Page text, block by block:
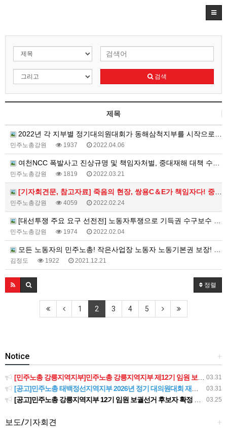
검색
제목
2022년 각 지부별 정기대의원대회가 동해삼척지부를 시작으로 5월까지 계속됩니다.
민주노총강원 1937 2022.04.06
여천NCC 폭발사고 진상규명 및 책임자처벌, 중대재해 대책 수립 촉구 선전전, 강원지청
민주노총강원 1819 2022.03.21
[기자회견문, 참고자료] 죽음의 현장, 쌍용C＆E가 책임자다! 중대재해기업처벌법으로 처벌하고 특별근로감독 즉…
민주노총강원 4059 2022.02.24
[대선투쟁 주요 요구 선전전] 노동자투쟁으로 기득권 수구보수 양당체제 끝장내자!
민주노총강원 1974 2022.02.04
모든 노동자의 민주노총! 작은사업장 노동자 노동기본권 보장! 사업장 규모에 따른 차별 철폐! 5인 미만 사업…
김정도 1922 2021.12.21
정렬
1 2 3 4 5
+
Notice
03.31
[민주노총 강릉지역지부]민주노총 강릉지역지부 제12기 임원 보궐선거결과 공고
03.31
[공고]민주노총 태백정선지역지부 2026년 정기 대의원대회 재소집 건
03.25
[공고]민주노총 강릉지역지부 12기 임원 보궐선거 후보자 확정 공고
+
보도/기자회견